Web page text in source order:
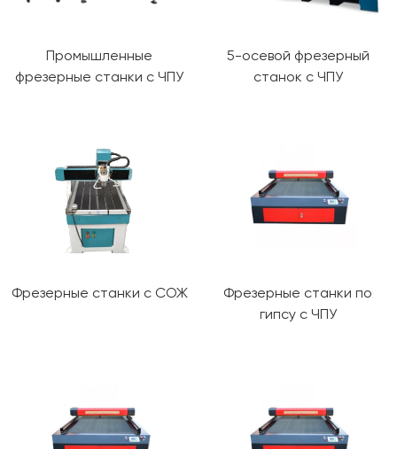
Промышленные
фрезерные станки с ЧПУ
5-осевой фрезерный
станок с ЧПУ
Фрезерные станки с СОЖ
Фрезерные станки по
гипсу с ЧПУ